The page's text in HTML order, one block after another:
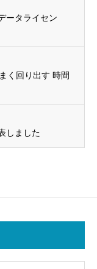
ータライセン
く回り出す 時間
しました